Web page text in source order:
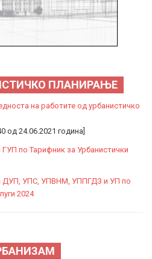
ПЛАНИРАЊЕ
на работите од урбанистичко
од 24.06.2021 година]
по Тарифник за Урбанистички
ДУП, УПС, УПВНМ, УППГДЗ и УП по
2024